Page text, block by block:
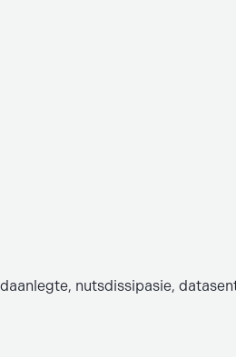
nutsdissipasie,